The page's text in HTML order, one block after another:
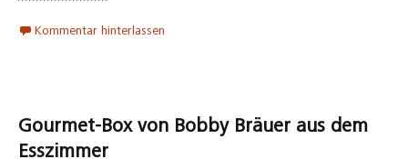
Kommentar hinterlassen
Gourmet-Box von Bobby Bräuer aus dem
Esszimmer